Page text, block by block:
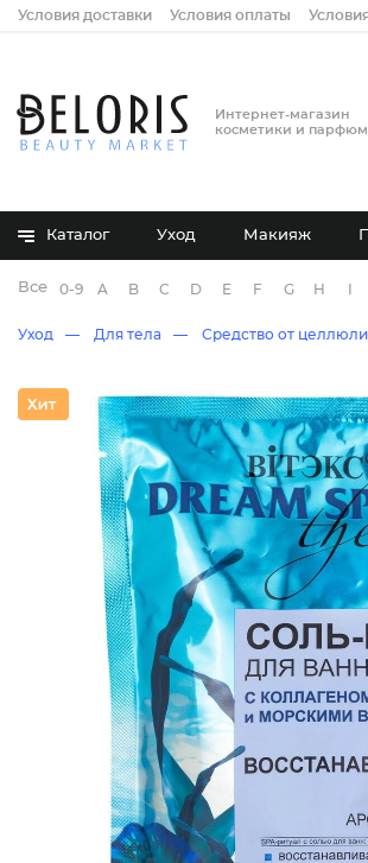
Условия доставки Условия оплаты
Интернет-магазин
косметики и
Каталог Уход Макияж
Все бренды
0-9 A B C D E F G H
Уход Для тела Средство от